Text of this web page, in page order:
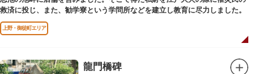
救済に投じ、また、勧学寮という学問所などを建立し教育に尽力しました。
上野・御徒町エリア
龍門橋碑